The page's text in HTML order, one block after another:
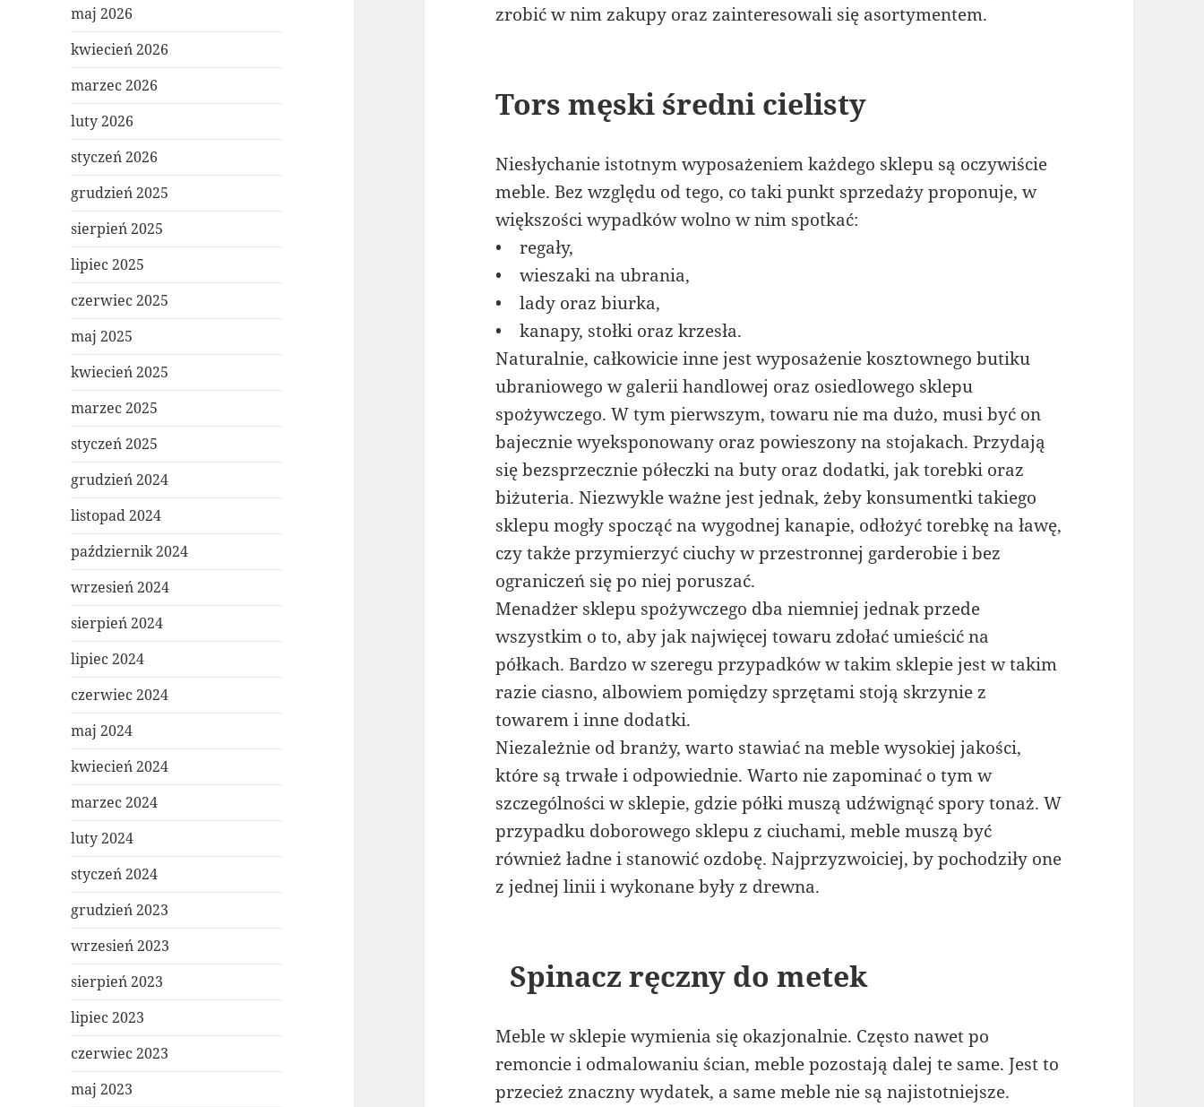
maj 2026
kwiecień 2026
marzec 2026
luty 2026
styczeń 2026
grudzień 2025
sierpień 2025
lipiec 2025
czerwiec 2025
maj 2025
kwiecień 2025
marzec 2025
styczeń 2025
grudzień 2024
listopad 2024
październik 2024
wrzesień 2024
sierpień 2024
lipiec 2024
czerwiec 2024
maj 2024
kwiecień 2024
marzec 2024
luty 2024
styczeń 2024
grudzień 2023
wrzesień 2023
sierpień 2023
lipiec 2023
czerwiec 2023
maj 2023
zrobić w nim zakupy oraz zainteresowali się asortymentem.
Tors męski średni cielisty
Niesłychanie istotnym wyposażeniem każdego sklepu są oczywiście
meble. Bez względu od tego, co taki punkt sprzedaży proponuje, w
większości wypadków wolno w nim spotkać:
• regały,
• wieszaki na ubrania,
• lady oraz biurka,
• kanapy, stołki oraz krzesła.
Naturalnie, całkowicie inne jest wyposażenie kosztownego butiku
ubraniowego w galerii handlowej oraz osiedlowego sklepu
spożywczego. W tym pierwszym, towaru nie ma dużo, musi być on
bajecznie wyeksponowany oraz powieszony na stojakach. Przydają
się bezsprzecznie półeczki na buty oraz dodatki, jak torebki oraz
biżuteria. Niezwykle ważne jest jednak, żeby konsumentki takiego
sklepu mogły spocząć na wygodnej kanapie, odłożyć torebkę na ławę,
czy także przymierzyć ciuchy w przestronnej garderobie i bez
ograniczeń się po niej poruszać.
Menadżer sklepu spożywczego dba niemniej jednak przede
wszystkim o to, aby jak najwięcej towaru zdołać umieścić na
półkach. Bardzo w szeregu przypadków w takim sklepie jest w takim
razie ciasno, albowiem pomiędzy sprzętami stoją skrzynie z
towarem i inne dodatki.
Niezależnie od branży, warto stawiać na meble wysokiej jakości,
które są trwałe i odpowiednie. Warto nie zapominać o tym w
szczególności w sklepie, gdzie półki muszą udźwignąć spory tonaż. W
przypadku doborowego sklepu z ciuchami, meble muszą być
również ładne i stanowić ozdobę. Najprzyzwoiciej, by pochodziły one
z jednej linii i wykonane były z drewna.
Spinacz ręczny do metek
Meble w sklepie wymienia się okazjonalnie. Często nawet po
remoncie i odmalowaniu ścian, meble pozostają dalej te same. Jest to
przecież znaczny wydatek, a same meble nie są najistotniejsze.